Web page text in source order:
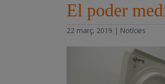
El poder
22 març, 2019 | Notícies